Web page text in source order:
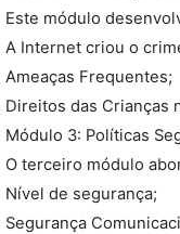
Este módulo
A Internet criou o
Ameaças Frequentes;
Direitos das Crianças
Módulo 3: Políticas
O terceiro módulo
Nível de segurança;
Segurança